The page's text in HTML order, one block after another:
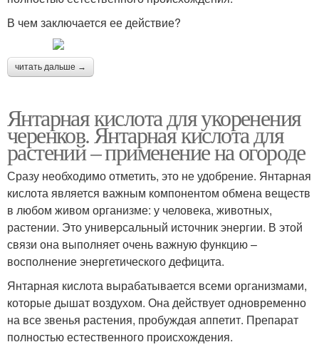
В чем заключается ее действие?
читать дальше →
Янтарная кислота для укоренения
черенков. Янтарная кислота для
растений – применение на огороде
Сразу необходимо отметить, это не удобрение. Янтарная
кислота является важным компонентом обмена веществ
в любом живом организме: у человека, животных,
растении. Это универсальный источник энергии. В этой
связи она выполняет очень важную функцию –
восполнение энергетического дефицита.
Янтарная кислота вырабатывается всеми организмами,
которые дышат воздухом. Она действует одновременно
на все звенья растения, пробуждая аппетит. Препарат
полностью естественного происхождения.